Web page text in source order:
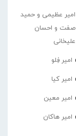
امیر عظیمی و حمید
صفت و احسان
علیخانی
امیر فِلو
امیر کیا
امیر معین
امیر هاکان